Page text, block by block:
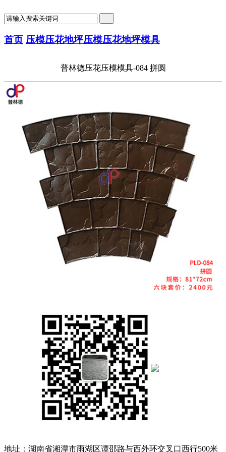
首页 压模压花地坪压模压花地坪模具
普林德压花压模模具-084 拼圆
地址：湖南省湘潭市雨湖区谭邵路与西外环交叉口西行500米